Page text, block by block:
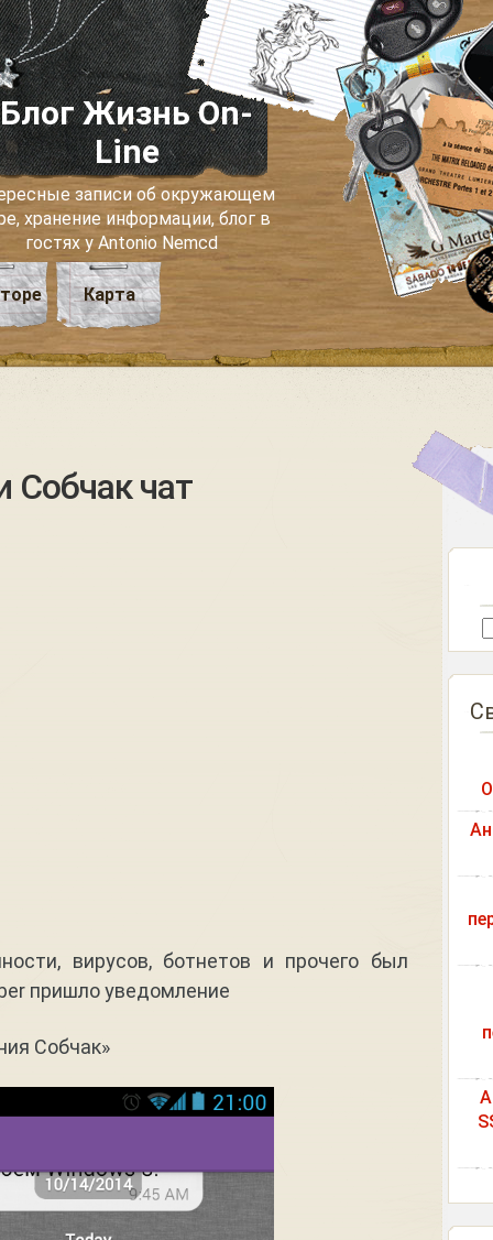
Блог Жизнь On-
Line
записи об окружающем
хранение информации, блог в
гостях у Antonio Nemcd
Карта
Собчак чат
вирусов, ботнетов и прочего был
пришло уведомление
Собчак»